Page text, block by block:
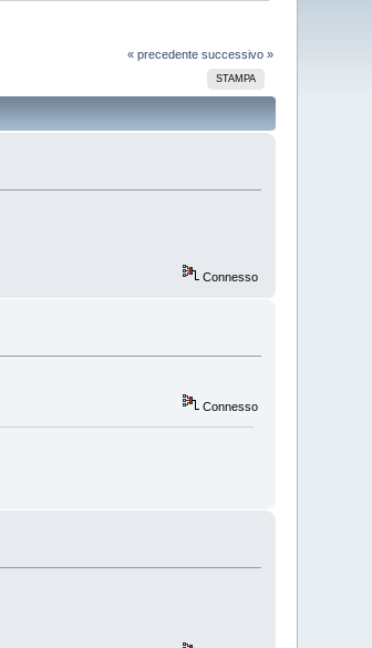
« precedente successivo »
STAMPA
Connesso
Connesso